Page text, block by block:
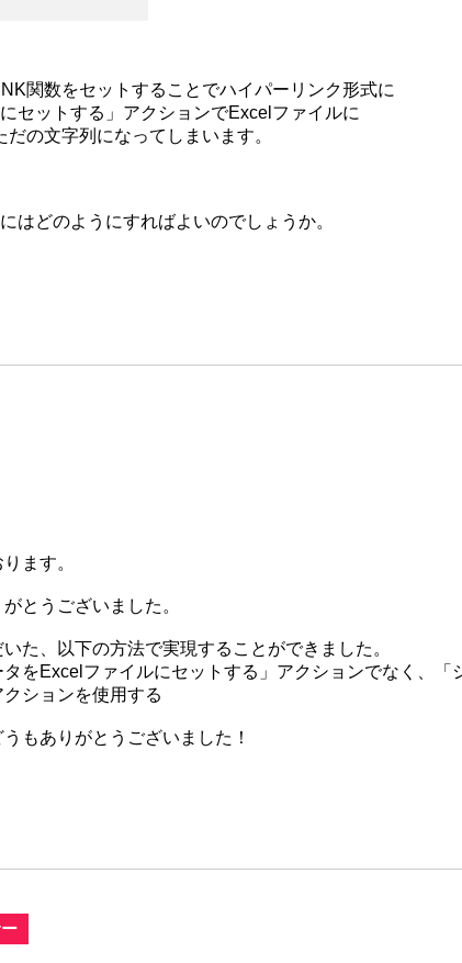
関数をセットすることでハイパーリンク形式に
セットする」アクションでExcelファイルに
の文字列になってしまいます。
はどのようにすればよいのでしょうか。
ます。
とうございました。
た、以下の方法で実現することができました。
Excelファイルにセットする」アクションでなく、「
ションを使用する
もありがとうございました！